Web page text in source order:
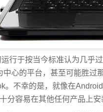
行于按当今标准认为几乎
中心的平台，甚至可能胜过
。不幸的是，就像在
分容易在其他任何产品上安